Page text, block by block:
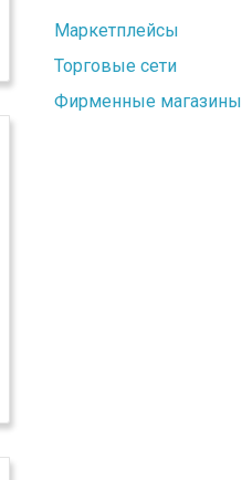
Маркетплейсы
Торговые сети
Фирменные магазины